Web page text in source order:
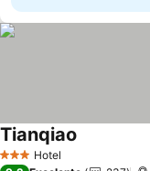
3 EstrelasHotel
Tianqiao